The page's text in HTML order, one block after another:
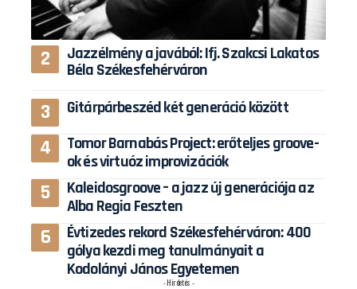
Jazzélmény a javából: Ifj. Szakcsi Lakatos
Béla Székesfehérváron
Gitárpárbeszéd két generáció között
Tomor Barnabás Project: erőteljes groove-
ok és virtuóz improvizációk
Kaleidosgroove – a jazz új generációja az
Alba Regia Feszten
Évtizedes rekord Székesfehérváron: 400
gólya kezdi meg tanulmányait a
Kodolányi János Egyetemen
- Hirdetés -